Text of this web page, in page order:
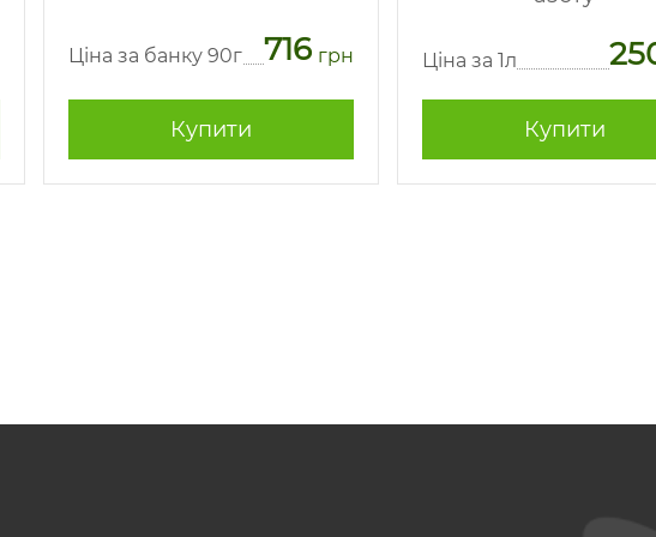
Ціна за банку 90г 716 грн
Купити
Ціна за 1л
Купити